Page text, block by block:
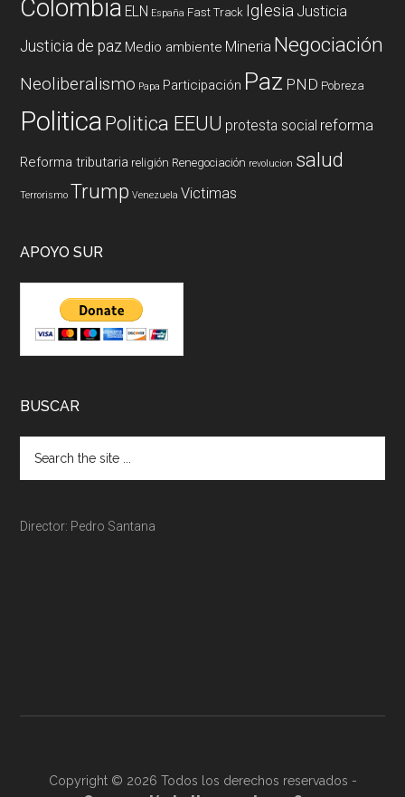
Colombia ELN España Fast Track Iglesia Justicia
Justicia de paz Medio ambiente Mineria Negociación
Neoliberalismo Papa Participación Paz PND Pobreza
PoliticaPolitica EEUU protesta social reforma
Reforma tributaria religión Renegociación revolucion salud
Terrorismo Trump Venezuela Victimas
APOYO SUR
BUSCAR
Director: Pedro Santana
Copyright © 2026 Todos los derechos reservados -